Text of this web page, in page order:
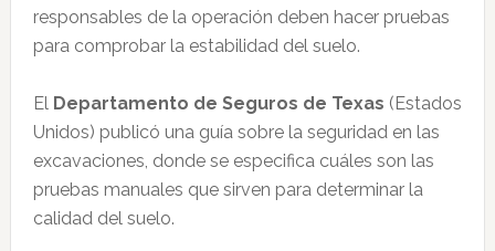
responsables de la operación deben hacer pruebas
para comprobar la estabilidad del suelo.
El Departamento de Seguros de Texas (Estados
Unidos) publicó una guía sobre la seguridad en las
excavaciones, donde se especifica cuáles son las
pruebas manuales que sirven para determinar la
calidad del suelo.